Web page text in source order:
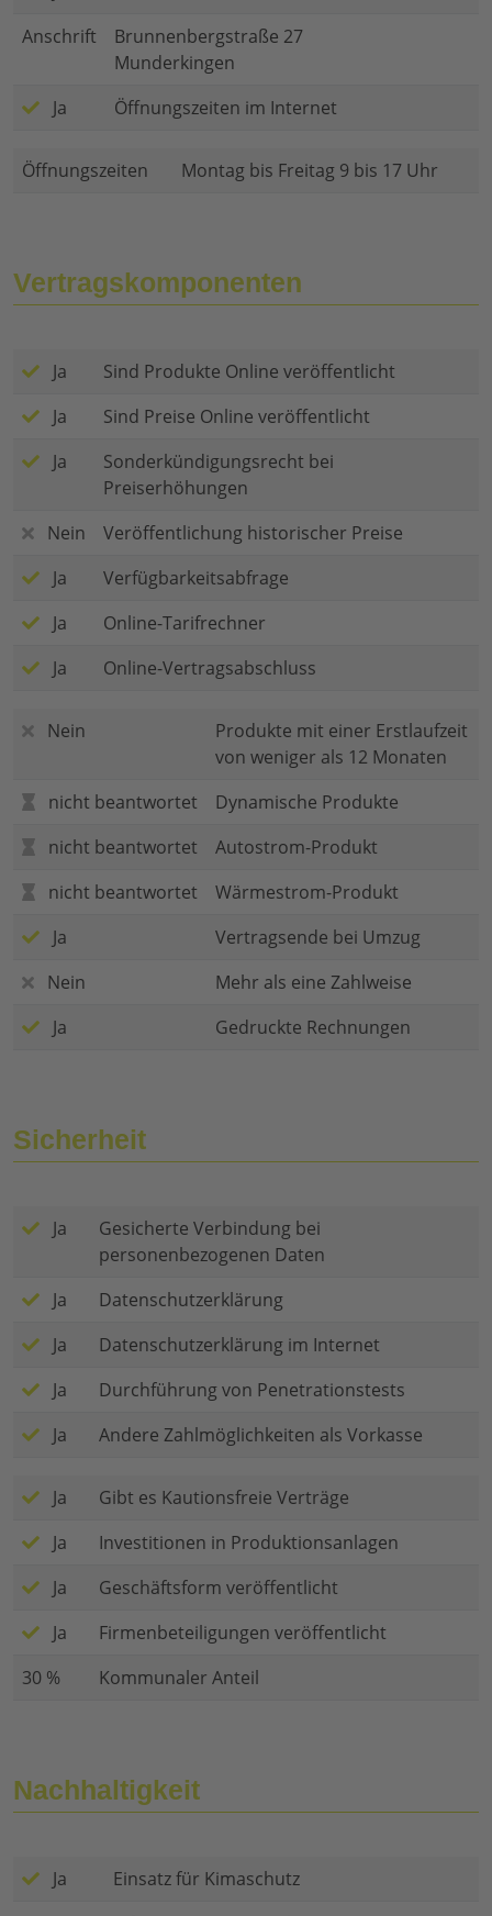
Anschrift
Brunnenbergstraße 27
Munderkingen
Ja
Öffnungszeiten im Internet
Öffnungszeiten Montag bis Freitag 9 bis 17 Uhr
Vertragskomponenten
Ja
Sind Produkte Online veröffentlicht
Ja
Sind Preise Online veröffentlicht
Ja
Sonderkündigungsrecht bei
Preiserhöhungen
Nein
Veröffentlichung historischer Preise
Ja
Verfügbarkeitsabfrage
Ja
Online-Tarifrechner
Ja
Online-Vertragsabschluss
Nein
Produkte mit einer Erstlaufzeit
von weniger als 12 Monaten
nicht beantwortet
Dynamische Produkte
nicht beantwortet
Autostrom-Produkt
nicht beantwortet
Wärmestrom-Produkt
Ja
Vertragsende bei Umzug
Nein
Mehr als eine Zahlweise
Ja
Gedruckte Rechnungen
Sicherheit
Ja
Gesicherte Verbindung bei
personenbezogenen Daten
Ja
Datenschutzerklärung
Ja
Datenschutzerklärung im Internet
Ja
Durchführung von Penetrationstests
Ja
Andere Zahlmöglichkeiten als Vorkasse
Ja
Gibt es Kautionsfreie Verträge
Ja
Investitionen in Produktionsanlagen
Ja
Geschäftsform veröffentlicht
Ja
Firmenbeteiligungen veröffentlicht
30 %
Kommunaler Anteil
Nachhaltigkeit
Ja
Einsatz für Kimaschutz